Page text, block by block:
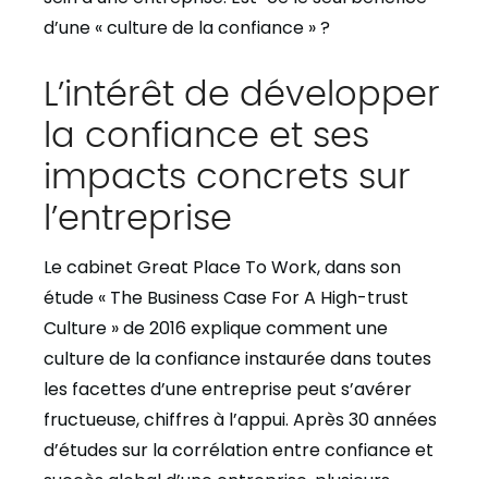
d’une « culture de la confiance » ?
L’intérêt de développer
la confiance et ses
impacts concrets sur
l’entreprise
Le cabinet Great Place To Work, dans son
étude « The Business Case For A High-trust
Culture » de 2016 explique comment une
culture de la confiance instaurée dans toutes
les facettes d’une entreprise peut s’avérer
fructueuse, chiffres à l’appui. Après 30 années
d’études sur la corrélation entre confiance et